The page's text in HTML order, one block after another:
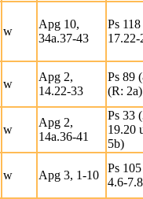
w
Apg 10,
34a.37-43
Ps
w
Apg 2,
14.22-33
Ps 89
(R: 2a)
w
Apg 2,
14a.36-41
Ps 33
19.20
5b)
w Apg 3, 1-10
Ps
4.6-